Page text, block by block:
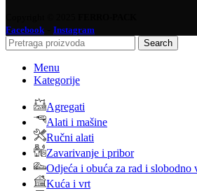
Facebook
Instagram
Search
Menu
Kategorije
Agregati
Alati i mašine
Ručni alati
Zavarivanje i pribor
Odjeća i obuća za rad i slobodno
Kuća i vrt